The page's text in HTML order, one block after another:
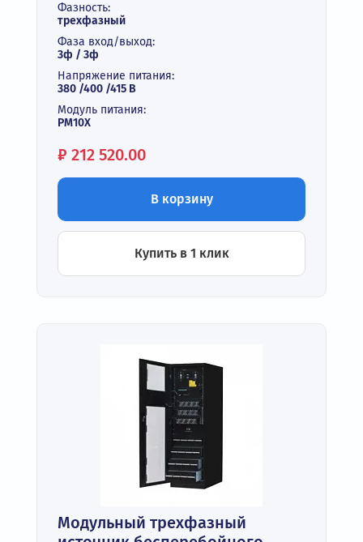
Фазность:
трехфазный
Фаза вход/выход:
3ф / 3ф
Напряжение питания:
380 /400 /415 В
Модуль питания:
PM10X
Цена:
₽ 212 520.00
В корзину
Купить в 1 клик
Модульный трехфазный